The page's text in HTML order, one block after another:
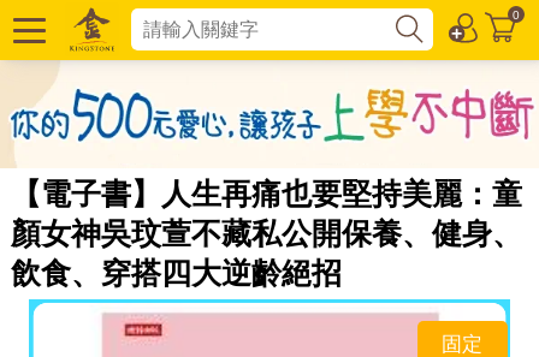
0
【電子書】人生再痛也要堅持美麗：童
顏女神吳玟萱不藏私公開保養、健身、
飲食、穿搭四大逆齡絕招
固定